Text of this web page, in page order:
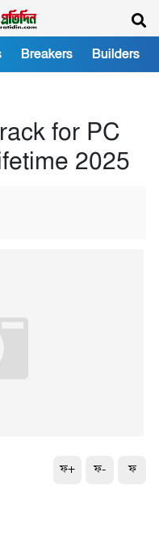
Breakers Builders
for PC
2025
ফ+ ফ- ফ